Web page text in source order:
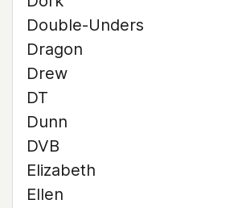
Double-Unders
Dragon
Drew
DT
Dunn
DVB
Elizabeth
Ellen